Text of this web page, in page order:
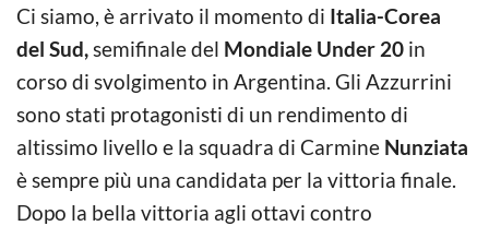
Ci siamo, è arrivato il momento di Italia-Corea
del Sud,semifinale del Mondiale Under 20 in
corso di svolgimento in Argentina. Gli Azzurrini
sono stati protagonisti di un rendimento di
altissimo livello e la squadra di Carmine Nunziata
è sempre più una candidata per la vittoria finale.
Dopo la bella vittoria agli ottavi contro